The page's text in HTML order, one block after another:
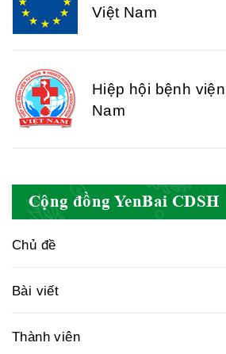
Việt Nam
Hiệp hội bệnh
Nam
Cục quản lý y
BYT
Hiệp hội doanh
Cộng đồng YenBai CDSH
Chủ đề
Bài viết
Thành viên